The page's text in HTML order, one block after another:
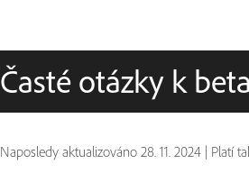
Časté otázky k
Naposledy aktualizováno 28. 11. 2024 | Platí